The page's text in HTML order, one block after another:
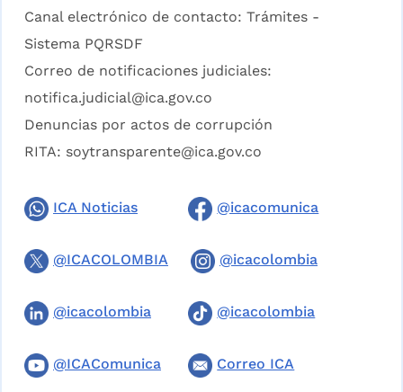
Canal electrónico de contacto: Trámites -
Sistema PQRSDF
Correo de notificaciones judiciales:
notifica.judicial@ica.gov.co
Denuncias por actos de corrupción
RITA: soytransparente@ica.gov.co
ICA Noticias @icacomunica
@ICACOLOMBIA @icacolombia
@icacolombia @icacolombia
@ICAComunica Correo ICA